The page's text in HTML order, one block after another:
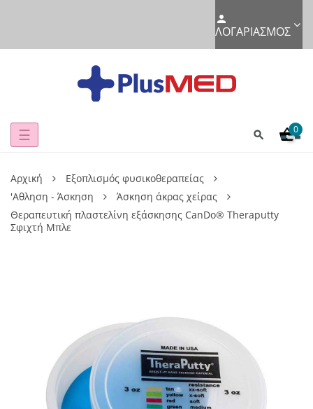
ΛΟΓΑΡΙΑΣΜΌΣ
Toggle
☰ 0
Αρχική
Εξοπλισμός φυσικοθεραπείας
'Αθληση - Άσκηση
Άσκηση άκρας χείρας
Θεραπευτική πλαστελίνη εξάσκησης CanDo® Theraputty
Σφιχτή Μπλε